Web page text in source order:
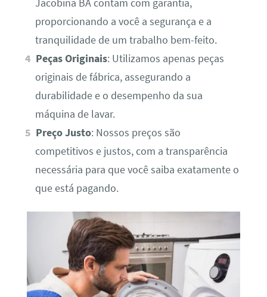
Jacobina BA contam com garantia,
proporcionando a você a segurança e a
tranquilidade de um trabalho bem-feito.
Peças Originais: Utilizamos apenas peças
originais de fábrica, assegurando a
durabilidade e o desempenho da sua
máquina de lavar.
Preço Justo: Nossos preços são
competitivos e justos, com a transparência
necessária para que você saiba exatamente o
que está pagando.